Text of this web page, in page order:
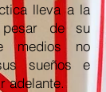
lleva a la
pesar de su
medios no
sueños e
adelante.